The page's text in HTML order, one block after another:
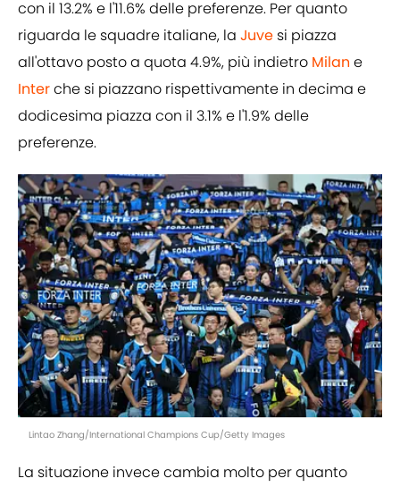
con il 13.2% e l'11.6% delle preferenze. Per quanto
riguarda le squadre italiane, la Juve si piazza
all'ottavo posto a quota 4.9%, più indietro Milan e
Interche si piazzano rispettivamente in decima e
dodicesima piazza con il 3.1% e l'1.9% delle
preferenze.
Lintao Zhang/International Champions Cup/Getty Images
La situazione invece cambia molto per quanto